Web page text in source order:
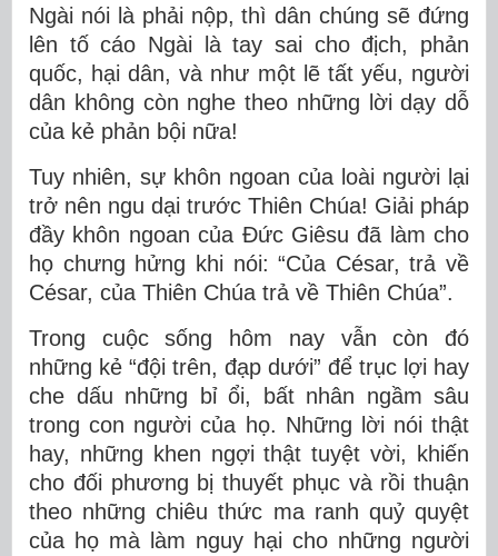
Ngài nói là phải nộp, thì dân chúng sẽ đứng
lên tố cáo Ngài là tay sai cho địch, phản
quốc, hại dân, và như một lẽ tất yếu, người
dân không còn nghe theo những lời dạy dỗ
của kẻ phản bội nữa!
Tuy nhiên, sự khôn ngoan của loài người lại
trở nên ngu dại trước Thiên Chúa! Giải pháp
đầy khôn ngoan của Đức Giêsu đã làm cho
họ chưng hửng khi nói: “Của César, trả về
César, của Thiên Chúa trả về Thiên Chúa”.
Trong cuộc sống hôm nay vẫn còn đó
những kẻ “đội trên, đạp dưới” để trục lợi hay
che dấu những bỉ ổi, bất nhân ngầm sâu
trong con người của họ. Những lời nói thật
hay, những khen ngợi thật tuyệt vời, khiến
cho đối phương bị thuyết phục và rồi thuận
theo những chiêu thức ma ranh quỷ quyệt
của họ mà làm nguy hại cho những người